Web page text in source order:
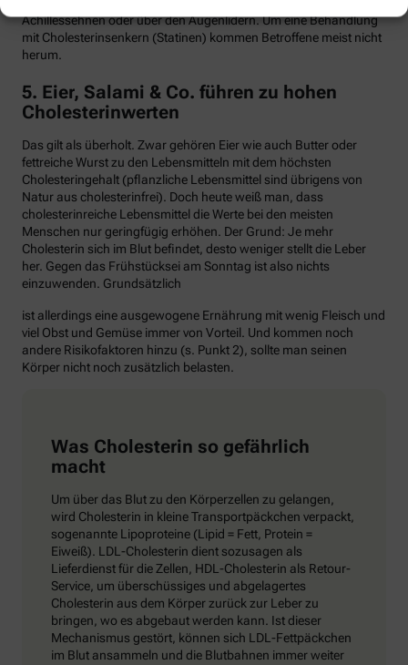
Achillessehnen oder über den Augenlidern. Um eine Behandlung
mit Cholesterinsenkern (Statinen) kommen Betroffene meist nicht
herum.
5. Eier, Salami & Co. führen zu hohen
Cholesterinwerten
Das gilt als überholt. Zwar gehören Eier wie auch Butter oder
fettreiche Wurst zu den Lebensmitteln mit dem höchsten
Cholesteringehalt (pflanzliche Lebensmittel sind übrigens von
Natur aus cholesterinfrei). Doch heute weiß man, dass
cholesterinreiche Lebensmittel die Werte bei den meisten
Menschen nur geringfügig erhöhen. Der Grund: Je mehr
Cholesterin sich im Blut befindet, desto weniger stellt die Leber
her. Gegen das Frühstücksei am Sonntag ist also nichts
einzuwenden. Grundsätzlich
ist allerdings eine ausgewogene Ernährung mit wenig Fleisch und
viel Obst und Gemüse immer von Vorteil. Und kommen noch
andere Risikofaktoren hinzu (s. Punkt 2), sollte man seinen
Körper nicht noch zusätzlich belasten.
Was Cholesterin so gefährlich
macht
Um über das Blut zu den Körperzellen zu gelangen,
wird Cholesterin in kleine Transportpäckchen verpackt,
sogenannte Lipoproteine (Lipid = Fett, Protein =
Eiweiß). LDL-Cholesterin dient sozusagen als
Lieferdienst für die Zellen, HDL-Cholesterin als Retour-
Service, um überschüssiges und abgelagertes
Cholesterin aus dem Körper zurück zur Leber zu
bringen, wo es abgebaut werden kann. Ist dieser
Mechanismus gestört, können sich LDL-Fettpäckchen
im Blut ansammeln und die Blutbahnen immer weiter